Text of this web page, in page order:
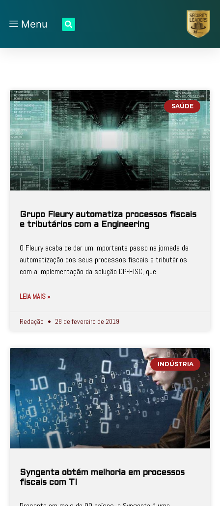
Menu
SAÚDE
Grupo Fleury automatiza processos fiscais
e tributários com a Engineering
O Fleury acaba de dar um importante passo na jornada de
automatização dos seus processos fiscais e tributários
com a implementação da solução DP-FISC, que
LEIA MAIS »
Redação 28 de fevereiro de 2019
INDÚSTRIA
Syngenta obtém melhoria em processos
fiscais com TI